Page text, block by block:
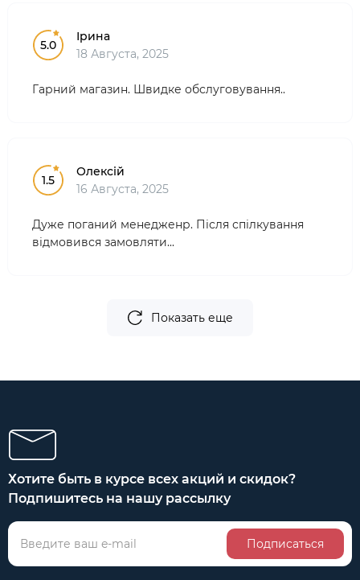
5.0
Ірина
18 Августа, 2025
Гарний магазин. Швидке обслуговування..
1.5
Олексій
16 Августа, 2025
Дуже поганий менедженр. Після спілкування
відмовився замовляти...
Показать еще
Хотите быть в курсе всех акций и скидок?
Подпишитесь на нашу рассылку
Подписаться